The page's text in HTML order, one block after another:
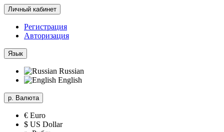
Личный кабинет
Регистрация
Авторизация
Язык
Russian
English
р. Валюта
€ Euro
$ US Dollar